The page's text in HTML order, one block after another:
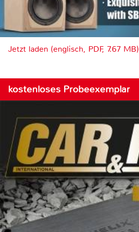
Jetzt laden (englisch, PDF, 7.67 MB)
kostenloses Probeexemplar